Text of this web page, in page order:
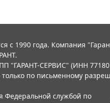
с 1990 года. Компания
"ГАРАНТ-СЕРВИС" (ИНН
по письменному
Федеральной службой по